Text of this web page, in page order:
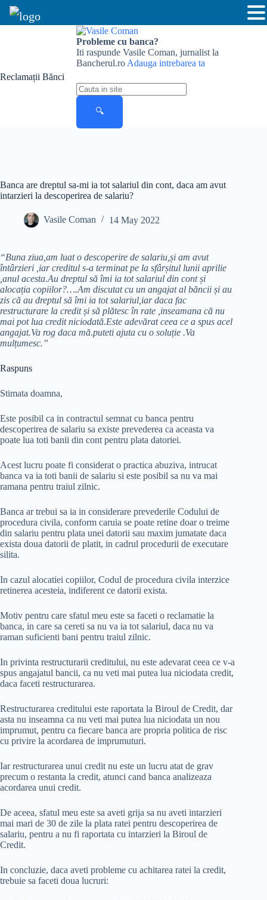
Reclamații Bănci
Probleme cu banca?
Iti raspunde Vasile Coman, jurnalist la
Bancherul.ro Adauga intrebarea ta
Cauta
in
🔍
Banca are dreptul sa-mi ia tot salariul din cont, daca am avut
intarzieri la descoperirea de salariu?
Vasile Coman 14 May 2022
“Buna ziua,am luat o descoperire de salariu,și am avut
întârzieri ,iar creditul s-a terminat pe la sfârșitul lunii aprilie
,anul acesta.Au dreptul să îmi ia tot salariul din cont și
alocația copiilor?….Am discutat cu un angajat al băncii și au
zis că au dreptul să îmi ia tot salariul,iar daca fac
restructurare la credit și să plătesc în rate ,inseamana că nu
mai pot lua credit niciodată.Este adevărat ceea ce a spus acel
angajat.Va rog daca mă.puteti ajuta cu o soluție .Va
mulțumesc.”
Raspuns
Stimata doamna,
Este posibil ca in contractul semnat cu banca pentru
descoperirea de salariu sa existe prevederea ca aceasta va
poate lua toti banii din cont pentru plata datoriei.
Acest lucru poate fi considerat o practica abuziva, intrucat
banca va ia toti banii de salariu si este posibil sa nu va mai
ramana pentru traiul zilnic.
Banca ar trebui sa ia in considerare prevederile Codului de
procedura civila, conform caruia se poate retine doar o treime
din salariu pentru plata unei datorii sau maxim jumatate daca
exista doua datorii de platit, in cadrul procedurii de executare
silita.
In cazul alocatiei copiilor, Codul de procedura civila interzice
retinerea acesteia, indiferent ce datorii exista.
Motiv pentru care sfatul meu este sa faceti o reclamatie la
banca, in care sa cereti sa nu va ia tot salariul, daca nu va
raman suficienti bani pentru traiul zilnic.
In privinta restructurarii creditului, nu este adevarat ceea ce v-a
spus angajatul bancii, ca nu veti mai putea lua niciodata credit,
daca faceti restructurarea.
Restructurarea creditului este raportata la Biroul de Credit, dar
asta nu inseamna ca nu veti mai putea lua niciodata un nou
imprumut, pentru ca fiecare banca are propria politica de risc
cu privire la acordarea de imprumuturi.
Iar restructurarea unui credit nu este un lucru atat de grav
precum o restanta la credit, atunci cand banca analizeaza
acordarea unui credit.
De aceea, sfatul meu este sa aveti grija sa nu aveti intarzieri
mai mari de 30 de zile la plata ratei pentru descoperirea de
salariu, pentru a nu fi raportata cu intarzieri la Biroul de
Credit.
In concluzie, daca aveti probleme cu achitarea ratei la credit,
trebuie sa faceti doua lucruri: